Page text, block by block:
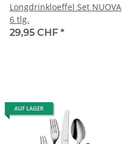
Longdrinkloeffel Set NUOVA
6 tlg.
29,95 CHF *
AUF LAGER